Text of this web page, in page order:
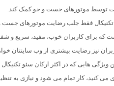
توسط موتورهای جست و جو کمک کند.
فقط جلب رضایت موتورهای جست
برای کاربران خوب، مفید، سریع و
نیز رضایت بیشتری از وب سایتتان
ویژگی هایی که در اکثر ارکان سئو
می کنید، کار تمام می شود و نیازی به